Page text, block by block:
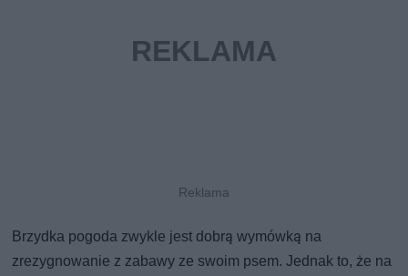
Brzydka pogoda zwykle jest dobrą wymówką na
zrezygnowanie z zabawy ze swoim psem. Jednak to, że na